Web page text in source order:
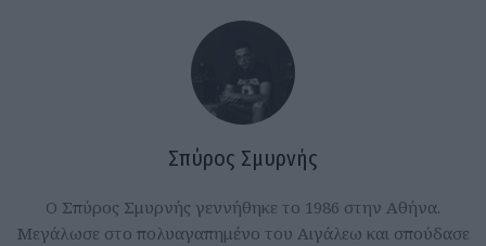
Σπύρος Σμυρνής
Ο Σπύρος Σμυρνής γεννήθηκε το 1986 στην Αθήνα.
Μεγάλωσε στο πολυαγαπημένο του Αιγάλεω και σπούδασε